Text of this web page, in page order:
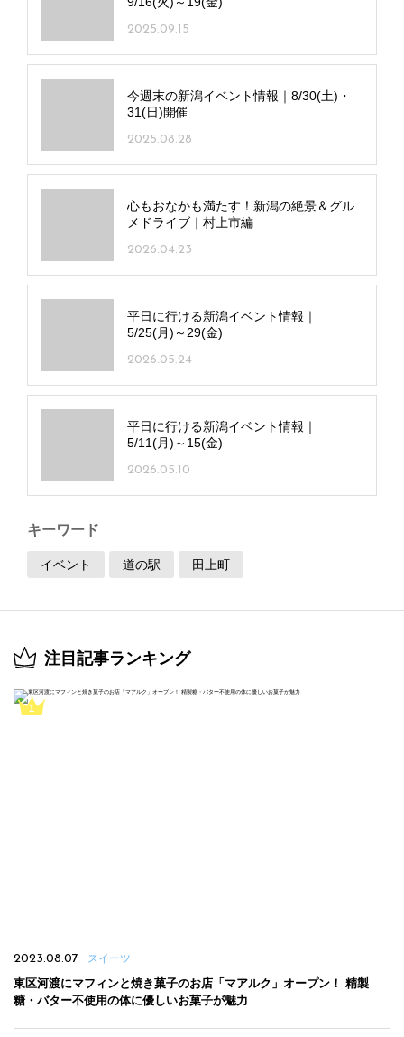
2025.09.15
今週末の新潟イベント情報｜8/30(土)・
31(日)開催
2025.08.28
心もおなかも満たす！新潟の絶景＆グル
メドライブ｜村上市編
2026.04.23
平日に行ける新潟イベント情報｜
5/25(月)～29(金)
2026.05.24
平日に行ける新潟イベント情報｜
5/11(月)～15(金)
2026.05.10
キーワード
イベント 道の駅 田上町
注目記事ランキング
2023.08.07 スイーツ
東区河渡にマフィンと焼き菓子のお店「マアルク」オープン！ 精製
糖・バター不使用の体に優しいお菓子が魅力